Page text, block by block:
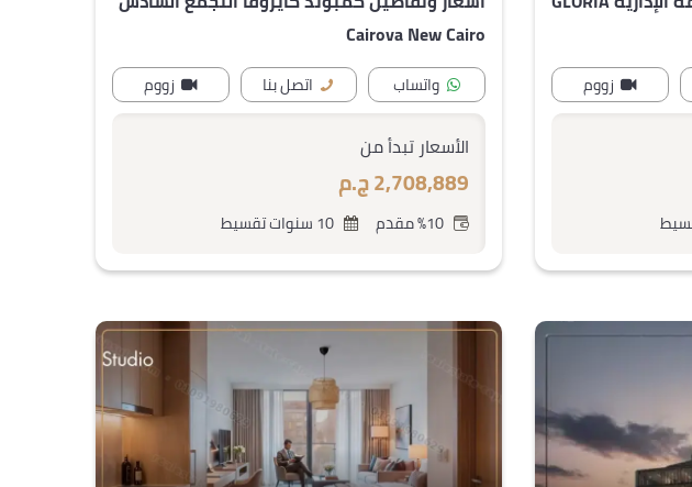
زووم
Cairova New Cairo
واتساب اتصل بنا زووم
الأسعار تبدأ من
2,708,889 ج.م
%10 مقدم 10 سنوات تقسيط